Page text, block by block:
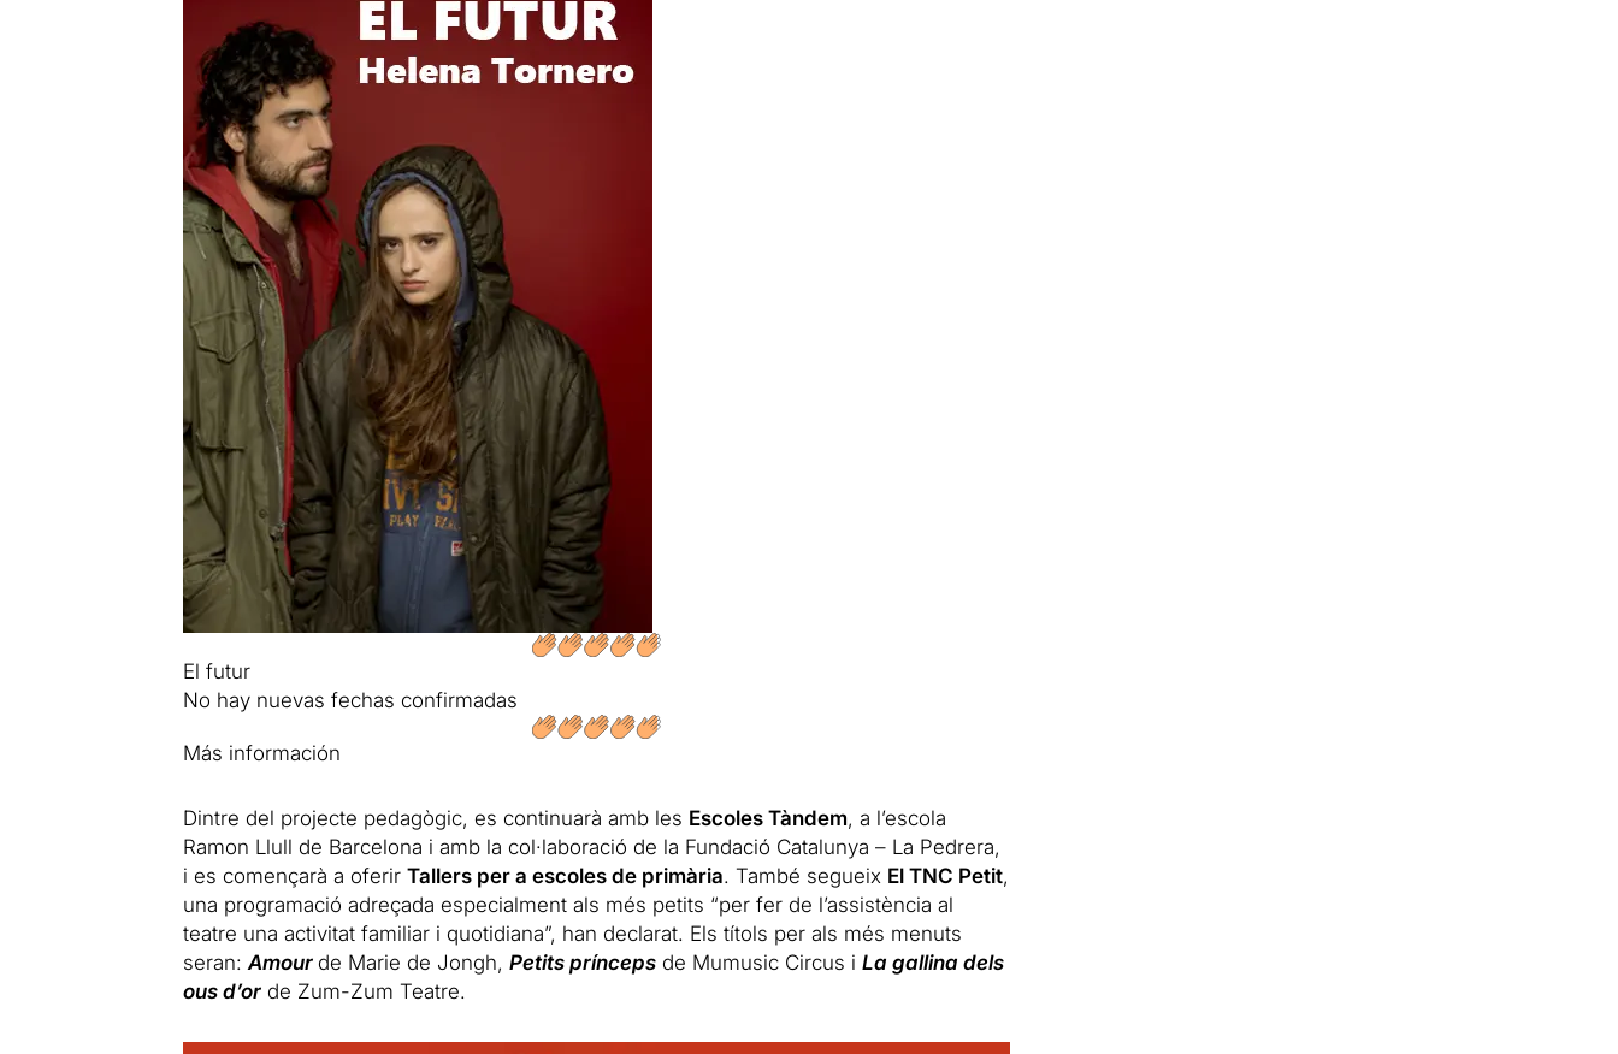
El futur
No hay nuevas fechas confirmadas
Más información
Dintre del projecte pedagògic, es continuarà amb les Escoles Tàndem, a l’escola
Ramon Llull de Barcelona i amb la col·laboració de la Fundació Catalunya – La Pedrera,
i es començarà a oferir Tallers per a escoles de primària. També segueix El TNC Petit,
una programació adreçada especialment als més petits “per fer de l’assistència al
teatre una activitat familiar i quotidiana”, han declarat. Els títols per als més menuts
seran:Amour de Marie de Jongh, Petits príncepsde Mumusic Circus i La gallina dels
ous d’or de Zum-Zum Teatre.